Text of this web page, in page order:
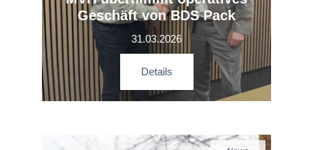
Geschäft von BDS Pack
31.03.2026
Details